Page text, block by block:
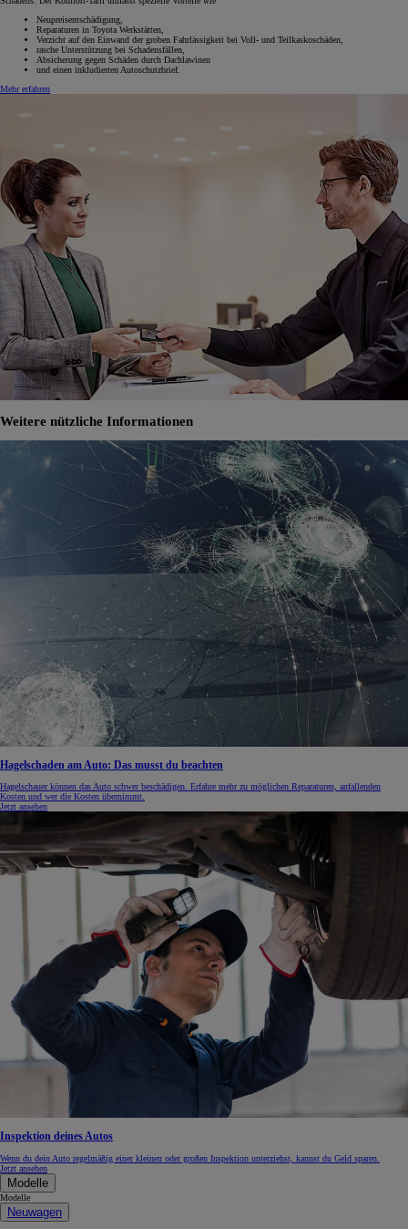
Neupreisentschädigung,
Reparaturen in Toyota Werkstätten,
Verzicht auf den Einwand der groben Fahrlässigkeit bei Voll- und Teilkaskoschäden,
rasche Unterstützung bei Schadensfällen,
Absicherung gegen Schäden durch Dachlawinen
und einen inkludierten Autoschutzbrief.
Mehr erfahren
Weitere nützliche Informationen
Hagelschaden am Auto: Das musst du beachten
Hagelschauer können das Auto schwer beschädigen. Erfahre mehr zu möglichen Reparaturen, anfallenden
Kosten und wer die Kosten übernimmt.
Jetzt ansehen
Inspektion deines Autos
Wenn du dein Auto regelmäßig einer kleinen oder großen Inspektion unterziehst, kannst du Geld sparen.
Jetzt ansehen
Modelle
Modelle
Neuwagen